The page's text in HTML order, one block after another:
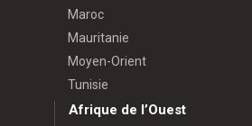
Maroc
Mauritanie
Moyen-Orient
Tunisie
Afrique de l’Ouest